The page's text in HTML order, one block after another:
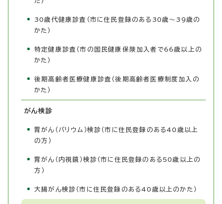
30歳代健康診査（市に住民登録のある30歳～39歳の
かた）
特定健康診査（市の国民健康保険加入者で66歳以上の
かた）
後期高齢者医療健康診査（後期高齢者医療制度加入の
かた）
がん検診
胃がん（バリウム）検診（市に住民登録のある40歳以上
の方）
胃がん（内視鏡）検診（市に住民登録のある50歳以上の
方）
大腸がん検診（市に住民登録のある40歳以上のかた）